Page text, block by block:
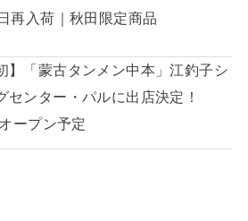
再入荷｜秋田限定商品
】「蒙古タンメン中本」江釣子シ
センター・パルに出店決定！
ープン予定